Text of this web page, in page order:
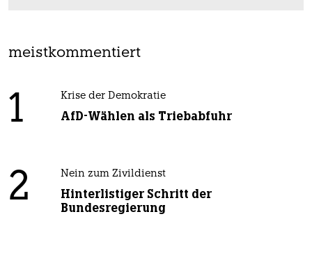
meistkommentiert
1 Krise der Demokratie
AfD-Wählen als Triebabfuhr
2 Nein zum Zivildienst
Hinterlistiger Schritt der
Bundesregierung